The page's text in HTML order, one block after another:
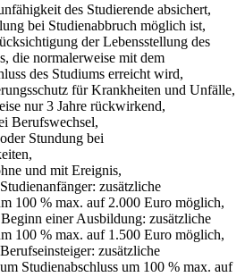
des Studierende absichert,
bei Studienabbruch möglich ist,
der Lebensstellung des
die normalerweise mit dem
des Studiums erreicht wird,
für Krankheiten und Unfälle,
nur 3 Jahre rückwirkend,
Berufswechsel,
Stundung bei
und mit Ereignis,
zusätzliche
100 % max. auf 2.000 Euro möglich,
einer Ausbildung: zusätzliche
100 % max. auf 1.500 Euro möglich,
zusätzliche
Studienabschluss um 100 % max. auf